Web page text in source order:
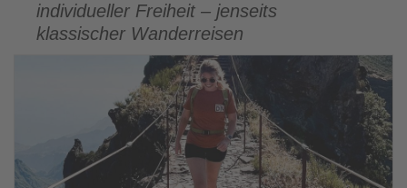
individueller Freiheit – jenseits
klassischer Wanderreisen